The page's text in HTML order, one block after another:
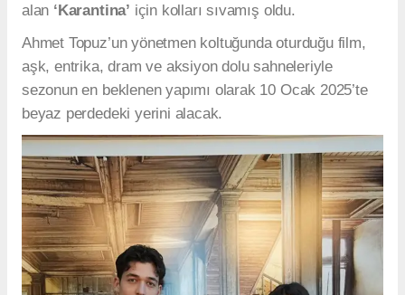
alan ‘Karantina’ için kolları sıvamış oldu.
Ahmet Topuz’un yönetmen koltuğunda oturduğu film,
aşk, entrika, dram ve aksiyon dolu sahneleriyle
sezonun en beklenen yapımı olarak 10 Ocak 2025’te
beyaz perdedeki yerini alacak.